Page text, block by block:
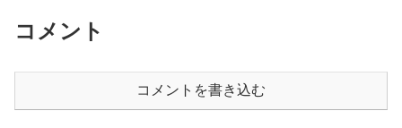
コメント
コメントを書き込む